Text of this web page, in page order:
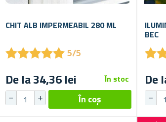
CHIT ALB IMPERMEABIL 280 ML
★★★★★
★★★★★5/5
De la 34,36 lei În stoc
BEC
★
★
De